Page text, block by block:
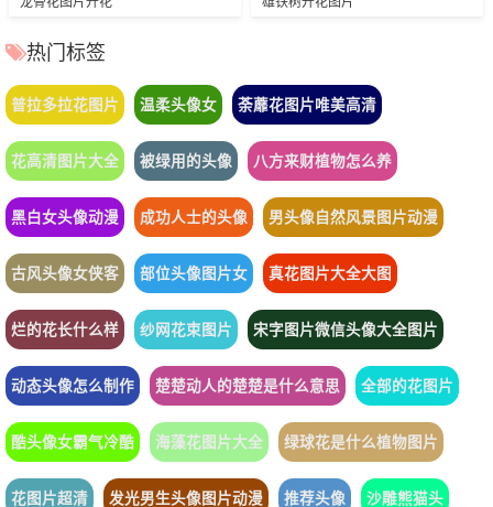
热门标签
普拉多拉花图片 温柔头像女 荼蘼花图片唯美高清
花高清图片大全 被绿用的头像 八方来财植物怎么养
黑白女头像动漫 成功人士的头像 男头像自然风景图片动漫
古风头像女侠客 部位头像图片女 真花图片大全大图
烂的花长什么样 纱网花束图片 宋字图片微信头像大全图片
动态头像怎么制作 楚楚动人的楚楚是什么意思 全部的花图片
酷头像女霸气冷酷 海藻花图片大全 绿球花是什么植物图片
花图片超清 发光男生头像图片动漫 推荐头像 沙雕熊猫头